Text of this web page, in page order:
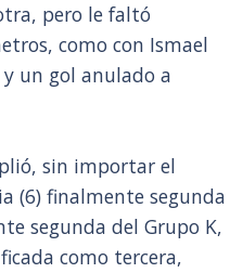
pero le faltó
como con Ismael
un gol anulado a
sin importar el
(6) finalmente segunda
segunda del Grupo K,
como tercera,